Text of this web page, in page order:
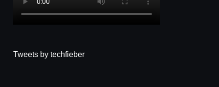
Tweets by techfieber